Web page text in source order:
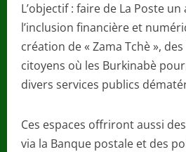
L’objectif : faire de La Poste
l’inclusion financière et
création de « Zama Tchè »,
citoyens où les Burkinabè
divers services publics
Ces espaces offriront aussi
via la Banque postale et des